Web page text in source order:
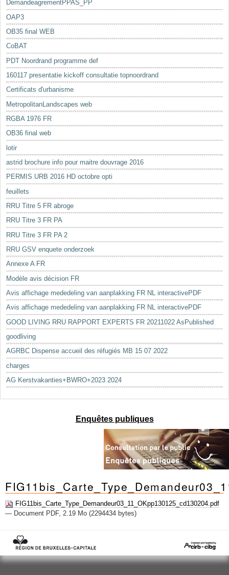
DemandeagrementPPAS_PP
OAP3
OB35 final WEB
CoBAT
PDT Noordrand programme def
160117 presentatie kickoff consultatie topnoordrand
Certificats d'urbanisme
MetropolitanLandscapes web
RGBA 1976 FR
OB36 final web
lotir
astrid brochure info pour maitre douvrage 2016
PERMIS URB 2016 HD octobre opti
feuillets
RRU Titre 5 FR abroge
RRU Titre 3 FR PA
RRU Titre 3 FR PA 2
RRU GSV enquete onderzoek
Annexe A FR
Modèle avis décision FR
Avis affichage mededeling van aanplakking FR NL interactivePDF
Avis affichage mededeling van aanplakking FR NL interactivePDF
GOOD LIVING RRU RAPPORT EXPERTS FR 20211022 AsPublished
goodliving
AGRBC Dispense accueil des réfugiés MB 15 07 2022
charges
AG Kerstvakanties+BWRO+2023 2024
Enquêtes publiques
FIG11bis_Carte_Type_Demandeur03_11_OKpp130125_cd130204.pdf
— Document PDF, 2.19 Mo (2294434 bytes)